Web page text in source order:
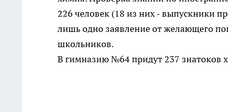
226 человек (18 из них - выпускники
лишь одно заявление от желающего
школьников.
В гимназию №64 придут 237 знатоков